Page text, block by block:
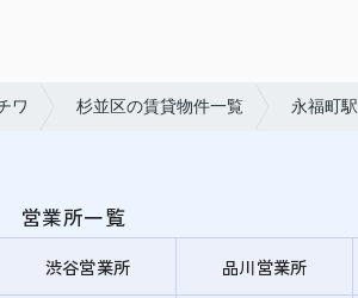
ワ 杉並区の賃貸物件一覧 永福町駅
営業所一覧
渋谷営業所 品川営業所